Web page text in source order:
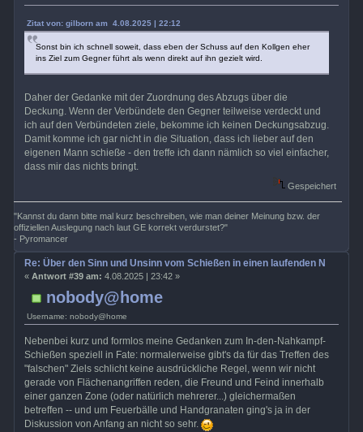
Zitat von: gilborn am 4.08.2025 | 22:12
Sonst bin ich schnell soweit, dass eben der Schuss auf den Kollgen eher
ins Ziel zum Gegner führt als wenn direkt auf ihn gezielt wird.
Daher der Gedanke mit der Zuordnung des Abzugs über die
Deckung. Wenn der Verbündete den Gegner teilweise verdeckt und
ich auf den Verbündeten ziele, bekomme ich keinen Deckungsabzug.
Damit komme ich gar nicht in die Situation, dass ich lieber auf den
eigenen Mann schieße - den treffe ich dann nämlich so viel einfacher,
dass mir das nichts bringt.
Gespeichert
"Kannst du dann bitte mal kurz beschreiben, wie man deiner Meinung bzw. der
offiziellen Auslegung nach laut GE korrekt verdurstet?"
- Pyromancer
nobody@home
Username: nobody@home
Re: Über den Sinn und Unsinn vom Schießen in einen laufenden
« Antwort #39 am: 4.08.2025 | 23:42 »
Nebenbei kurz und formlos meine Gedanken zum In-den-Nahkampf-
Schießen speziell in Fate: normalerweise gibt's da für das Treffen des
"falschen" Ziels schlicht keine ausdrückliche Regel, wenn wir nicht
gerade von Flächenangriffen reden, die Freund und Feind innerhalb
einer ganzen Zone (oder natürlich mehrerer...) gleichermaßen
betreffen -- und um Feuerbälle und Handgranaten ging's ja in der
Diskussion von Anfang an nicht so sehr.